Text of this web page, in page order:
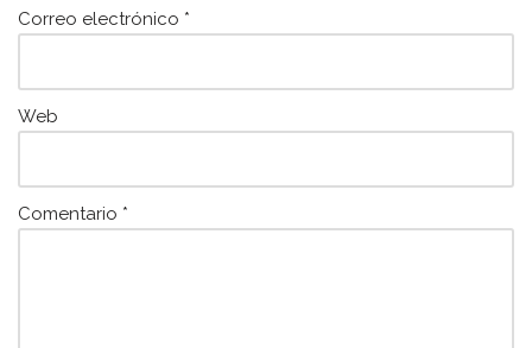
Correo electrónico *
Web
Comentario *